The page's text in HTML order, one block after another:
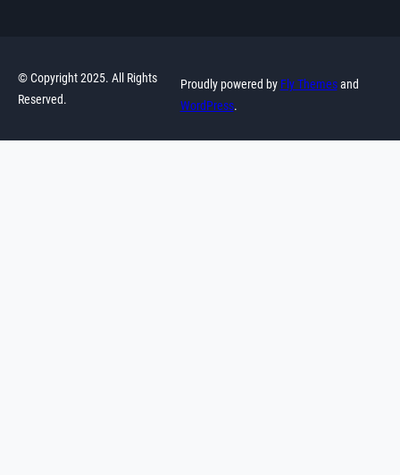
© Copyright 2025. All Rights
Reserved.
Proudly powered by Fly Themesand
WordPress.